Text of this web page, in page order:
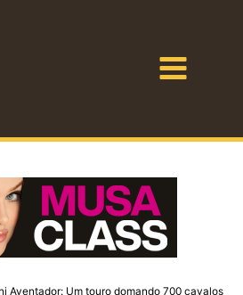
Aventador: Um touro domando 700 cavalos